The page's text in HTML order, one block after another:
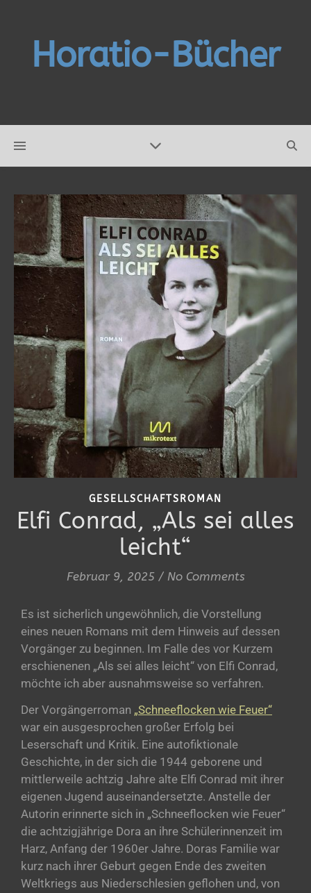
Horatio-Bücher
GESELLSCHAFTSROMAN
Elfi Conrad, „Als sei alles
leicht“
Februar 9, 2025 / No Comments
Es ist sicherlich ungewöhnlich, die Vorstellung
eines neuen Romans mit dem Hinweis auf dessen
Vorgänger zu beginnen. Im Falle des vor Kurzem
erschienenen „Als sei alles leicht“ von Elfi Conrad,
möchte ich aber ausnahmsweise so verfahren.
Der Vorgängerroman „Schneeflocken wie Feuer“
war ein ausgesprochen großer Erfolg bei
Leserschaft und Kritik. Eine autofiktionale
Geschichte, in der sich die 1944 geborene und
mittlerweile achtzig Jahre alte Elfi Conrad mit ihrer
eigenen Jugend auseinandersetzte. Anstelle der
Autorin erinnerte sich in „Schneeflocken wie Feuer“
die achtzigjährige Dora an ihre Schülerinnenzeit im
Harz, Anfang der 1960er Jahre. Doras Familie war
kurz nach ihrer Geburt gegen Ende des zweiten
Weltkriegs aus Niederschlesien geflohen und, von